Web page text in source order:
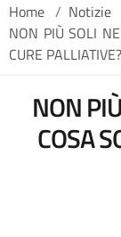
Home / Notizie
NON PIÙ SOLI
CURE PALLIATIVE?
NON
COSA